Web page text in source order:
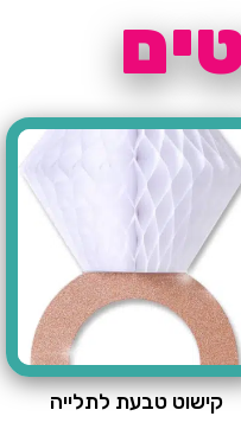
קישוט טבעת לתלייה